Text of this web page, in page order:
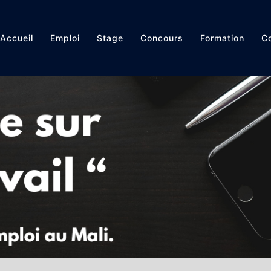
Accueil Emploi Stage Concours Formation